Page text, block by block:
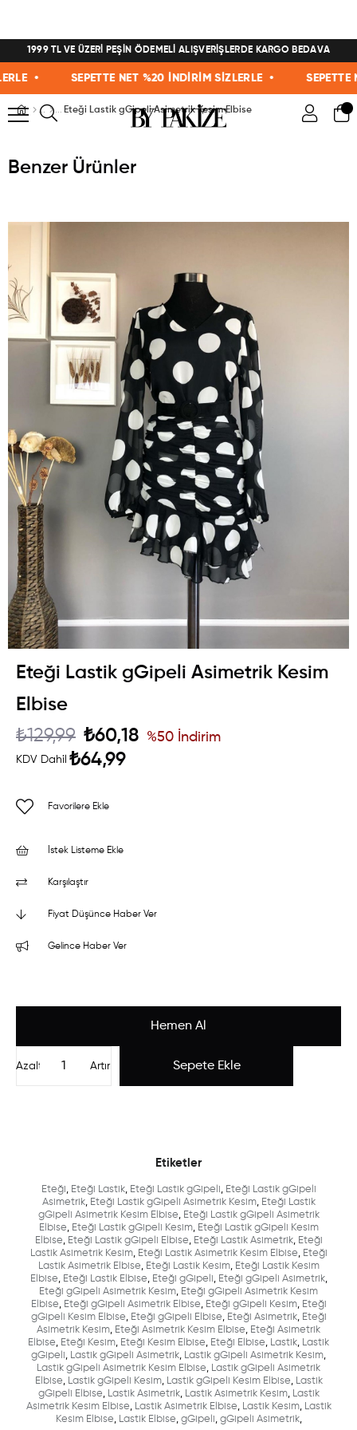
1999 TL VE ÜZERİ PEŞİN ÖDEMELİ ALIŞVERİŞLERDE KARGO BEDAVA
• SEPETTE NET %20 İNDİRİM SİZLERLE • SEPETTE
Eteği Lastik gGipeli Asimetrik Kesim Elbise
Benzer Ürünler
Eteği Lastik gGipeli Asimetrik Kesim
Elbise
₺129,99 ₺60,18
KDV Dahil ₺64,99
%50 İndirim
Favorilere Ekle
İstek Listeme Ekle
Karşılaştır
Fiyat Düşünce Haber Ver
Gelince Haber Ver
Artır
Azalt
Etiketler
Eteği, Eteği Lastik, Eteği Lastik gGipeli, Eteği Lastik gGipeli
Asimetrik, Eteği Lastik gGipeli Asimetrik Kesim, Eteği Lastik
gGipeli Asimetrik Kesim Elbise, Eteği Lastik gGipeli Asimetrik
Elbise, Eteği Lastik gGipeli Kesim, Eteği Lastik gGipeli Kesim
Elbise, Eteği Lastik gGipeli Elbise, Eteği Lastik Asimetrik, Eteği
Lastik Asimetrik Kesim, Eteği Lastik Asimetrik Kesim Elbise, Eteği
Lastik Asimetrik Elbise, Eteği Lastik Kesim, Eteği Lastik Kesim
Elbise, Eteği Lastik Elbise, Eteği gGipeli, Eteği gGipeli Asimetrik,
Eteği gGipeli Asimetrik Kesim, Eteği gGipeli Asimetrik Kesim
Elbise, Eteği gGipeli Asimetrik Elbise, Eteği gGipeli Kesim, Eteği
gGipeli Kesim Elbise, Eteği gGipeli Elbise, Eteği Asimetrik, Eteği
Asimetrik Kesim, Eteği Asimetrik Kesim Elbise, Eteği Asimetrik
Elbise, Eteği Kesim, Eteği Kesim Elbise, Eteği Elbise, Lastik, Lastik
gGipeli, Lastik gGipeli Asimetrik, Lastik gGipeli Asimetrik Kesim,
Lastik gGipeli Asimetrik Kesim Elbise, Lastik gGipeli Asimetrik
Elbise, Lastik gGipeli Kesim, Lastik gGipeli Kesim Elbise, Lastik
gGipeli Elbise, Lastik Asimetrik, Lastik Asimetrik Kesim, Lastik
Asimetrik Kesim Elbise, Lastik Asimetrik Elbise, Lastik Kesim, Lastik
Kesim Elbise, Lastik Elbise, gGipeli, gGipeli Asimetrik,